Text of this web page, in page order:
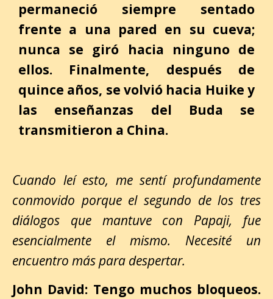
permaneció siempre sentado
frente a una pared en su cueva;
nunca se giró hacia ninguno de
ellos. Finalmente, después de
quince años, se volvió hacia Huike y
las enseñanzas del Buda se
transmitieron a China.
Cuando leí esto, me sentí profundamente
conmovido porque el segundo de los tres
diálogos que mantuve con Papaji, fue
esencialmente el mismo. Necesité un
encuentro más para despertar.
John David: Tengo muchos bloqueos.